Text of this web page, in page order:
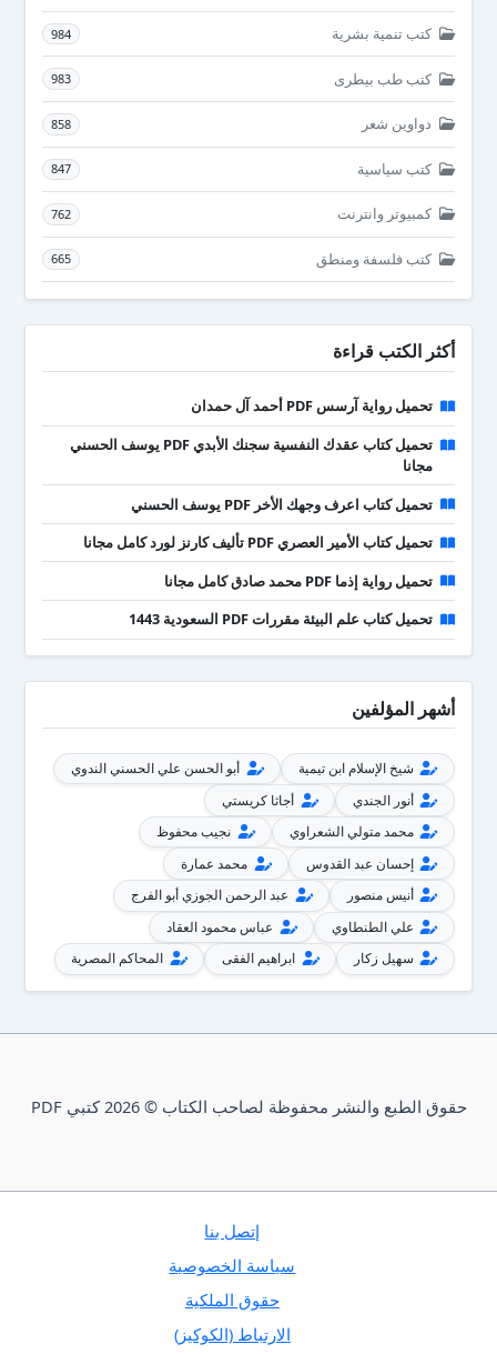
كتب تنمية بشرية 984
كتب طب بيطرى 983
دواوين شعر 858
كتب سياسية 847
كمبيوتر وانترنت 762
كتب فلسفة ومنطق 665
أكثر الكتب قراءة
تحميل رواية آرسس PDF أحمد آل حمدان
تحميل كتاب عقدك النفسية سجنك الأبدي PDF يوسف الحسني
مجانا
تحميل كتاب اعرف وجهك الأخر PDF يوسف الحسني
تحميل كتاب الأمير العصري PDF تأليف كارنز لورد كامل مجانا
تحميل رواية إذما PDF محمد صادق كامل مجانا
تحميل كتاب علم البيئة مقررات PDF السعودية 1443
أشهر المؤلفين
شيخ الإسلام ابن تيمية
أبو الحسن علي الحسني الندوي
أنور الجندي
أجاثا كريستي
محمد متولي الشعراوي
نجيب محفوظ
إحسان عبد القدوس
محمد عمارة
أنيس منصور
عبد الرحمن الجوزي أبو الفرج
علي الطنطاوي
عباس محمود العقاد
سهيل زكار
ابراهيم الفقى المحاكم المصرية
حقوق الطبع والنشر محفوظة لصاحب الكتاب © 2026 كتبي PDF
إتصل بنا
سياسة الخصوصية
حقوق الملكية
الارتباط (الكوكيز)